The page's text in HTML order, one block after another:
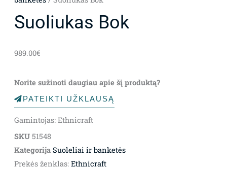
Suoliukas Bok
989.00€
Norite sužinoti daugiau apie šį produktą?
PATEIKTI UŽKLAUSĄ
Gamintojas: Ethnicraft
SKU 51548
Kategorija Suoleliai ir banketės
Prekės ženklas: Ethnicraft